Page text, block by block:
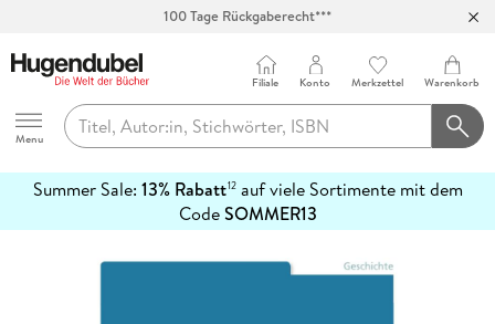
100 Tage Rückgaberecht***
Hugendubel
Menu
Filiale Konto Merkzettel Warenkorb
Summer Sale: 13% Rabatt12auf viele Sortimente mit dem
CodeSOMMER13
erfahren